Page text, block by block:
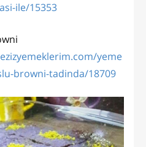
ile/15353
yeme
browni-tadinda/18709